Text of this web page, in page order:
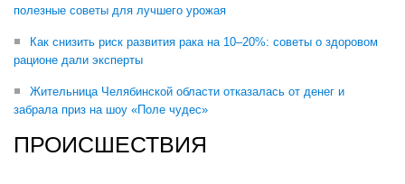
полезные советы для лучшего урожая
Как снизить риск развития рака на 10–20%: советы о здоровом
рационе дали эксперты
Жительница Челябинской области отказалась от денег и
забрала приз на шоу «Поле чудес»
ПРОИСШЕСТВИЯ